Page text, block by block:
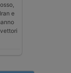
e